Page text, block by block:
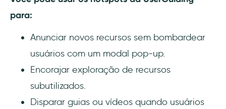
para:
Anunciar novos recursos sem bombardear
usuários com um modal pop-up.
Encorajar exploração de recursos
subutilizados.
Disparar guias ou vídeos quando usuários